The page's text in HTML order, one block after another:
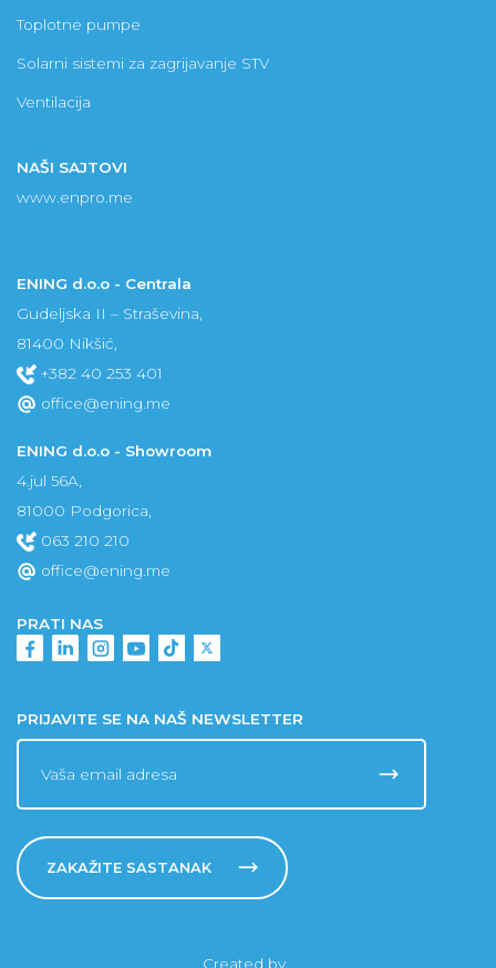
Toplotne pumpe
Solarni sistemi za zagrijavanje STV
Ventilacija
NAŠI SAJTOVI
www.enpro.me
PRIJAVITE SE NA NAŠ NEWSLETTER
ZAKAŽITE SASTANAK
ENING d.o.o - Centrala
Gudeljska II – Straševina,
81400 Nikšić,
+382 40 253 401
office@ening.me
ENING d.o.o - Showroom
4.jul 56A,
81000 Podgorica,
063 210 210
office@ening.me
PRATI NAS
Created by